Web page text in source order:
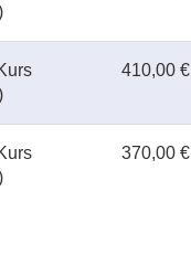
410,00 €
370,00 €